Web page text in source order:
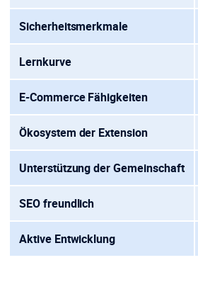
Sicherheitsmerkmale
Lernkurve
E-Commerce Fähigkeiten
Ökosystem der Extension
Unterstützung der Gemeinschaft
SEO freundlich
Aktive Entwicklung